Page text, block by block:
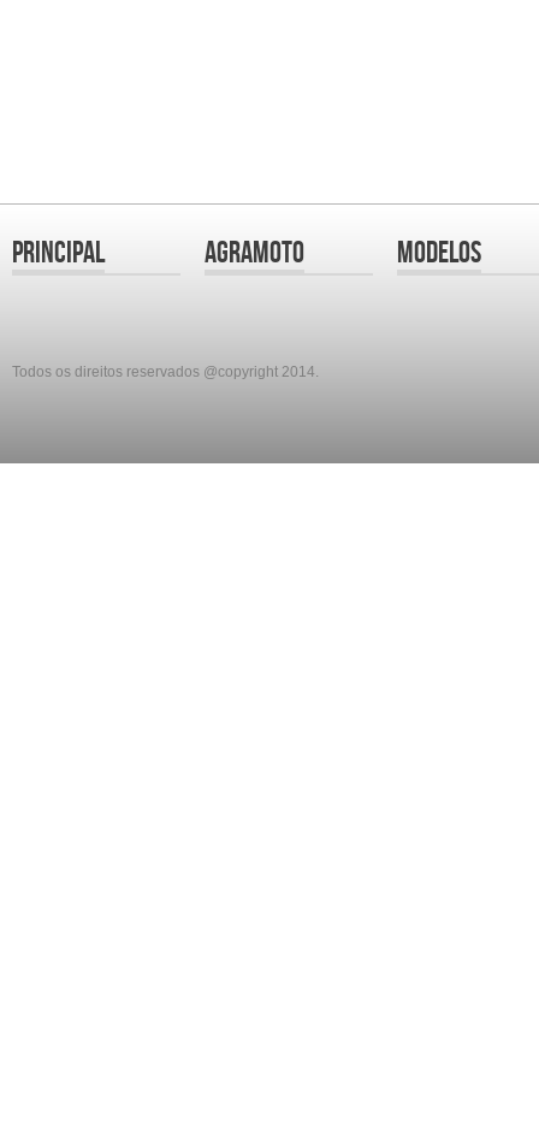
Principal Agramoto Modelos
Todos os direitos reservados @copyright 2014.